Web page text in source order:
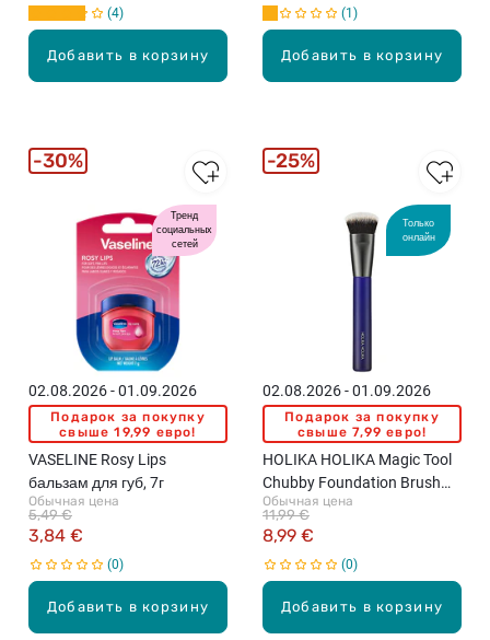
Добавить в корзину
4
Добавить в корзину
1
Тренд
социальных
сетей
Добавить в корзину
02.08.2026 - 01.09.2026
Подарок за покупку
свыше 19,99 евро!
VASELINE Rosy Lips
бальзам для губ, 7г
Обычная цена
3,84 €
5,49 €
0
30%
Только
онлайн
Добавить в корзину
02.08.2026 - 01.09.2026
Подарок за покупку
свыше 7,99 евро!
HOLIKA HOLIKA Magic Tool
Chubby Foundation Brush
кисть для тональных основ,
1шт.
Обычная цена
8,99 €
11,99 €
0
25%